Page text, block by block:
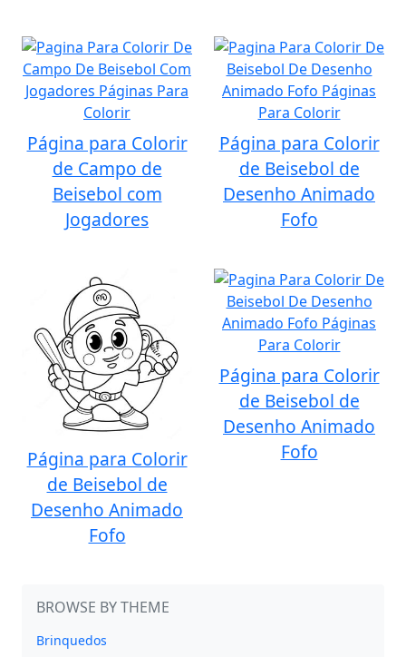
Página para Colorir
de Campo de
Beisebol com
Jogadores
Página para Colorir
de Beisebol de
Desenho Animado
Fofo
Página para Colorir
de Beisebol de
Desenho Animado
Fofo
Página para Colorir
de Beisebol de
Desenho Animado
Fofo
BROWSE BY THEME
Brinquedos